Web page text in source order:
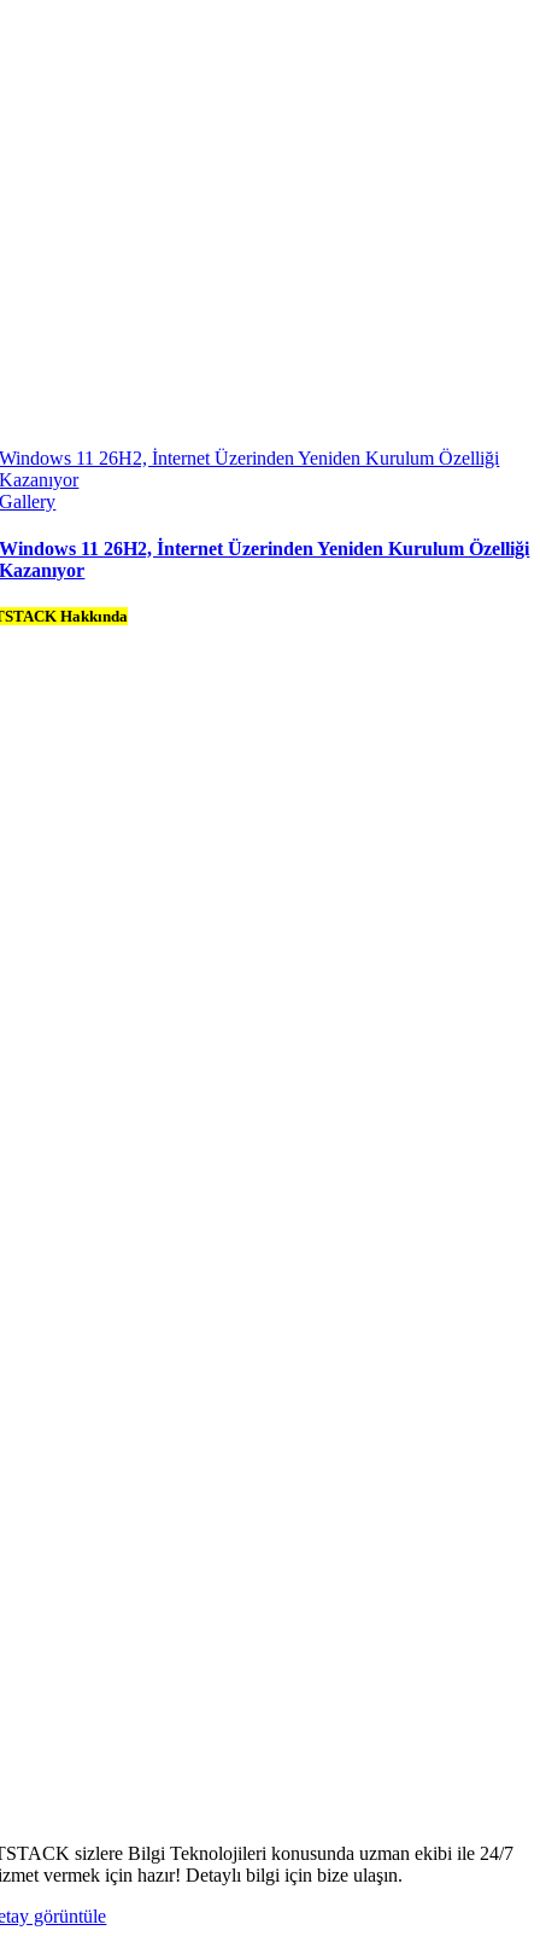
Windows 11 26H2, İnternet Üzerinden Yeniden Kurulum Özelliği
Kazanıyor
Gallery
Windows 11 26H2, İnternet Üzerinden Yeniden Kurulum Özelliği
Kazanıyor
Hakkında
sizlere Bilgi Teknolojileri konusunda uzman ekibi ile 24/7
vermek için hazır! Detaylı bilgi için bize ulaşın.
görüntüle